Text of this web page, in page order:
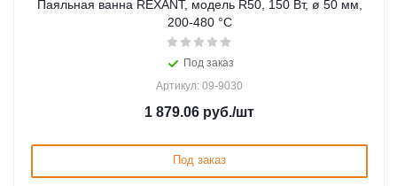
Паяльная ванна REXANT, модель R50, 150 Вт, ø 50 мм,
200-480 °C
Под заказ
Артикул: 09-9030
1 879.06 руб./шт
Под заказ